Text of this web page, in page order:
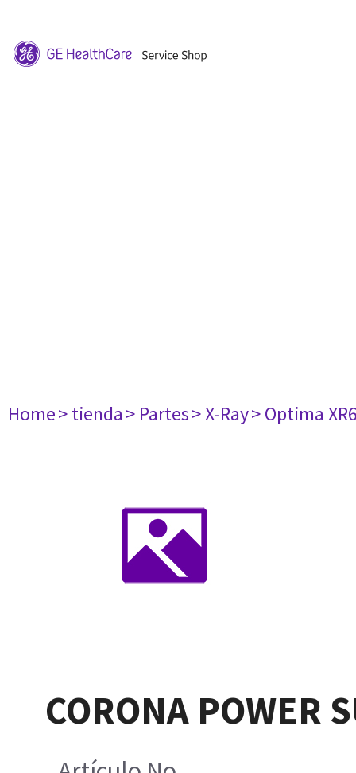
Home> tienda> Partes> X-Ray> Optima
CORONA POWER